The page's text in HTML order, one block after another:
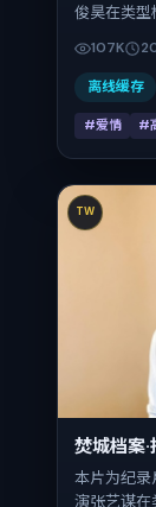
俊昊在类型
承担多重
与出品背
分钟，节
107K
离线缓存
#爱情 #
TW
焚城档案
本片为纪录
演张艺谋在